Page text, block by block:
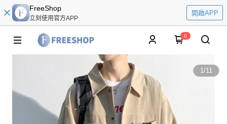
FreeShop
立刻使用官方APP
開啟APP
0
1/11